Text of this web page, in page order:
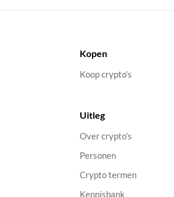
Kopen
Koop crypto’s
Uitleg
Over crypto’s
Personen
Crypto termen
Kennisbank